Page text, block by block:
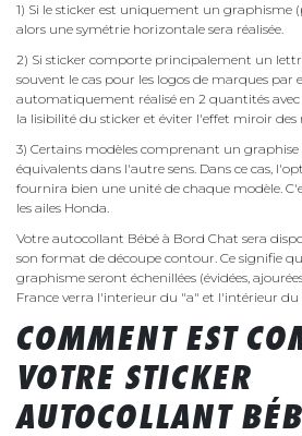
1) Si le sticker est uniquement un graphisme
alors une symétrie horizontale sera réalisée.
2) Si sticker comporte principalement un
souvent le cas pour les logos de marques par
automatiquement réalisé en 2 quantités
la lisibilité du sticker et éviter l'effet miroir des
3) Certains modèles comprenant un
équivalents dans l'autre sens. Dans ce cas,
fournira bien une unité de chaque modèle.
les ailes Honda.
Votre autocollant Bébé à Bord Chat sera
son format de découpe contour. Ce signifie
graphisme seront échenillées (évidées,
France verra l'interieur du "a" et l'intérieur du
COMMENT EST
VOTRE STICKER
AUTOCOLLANT